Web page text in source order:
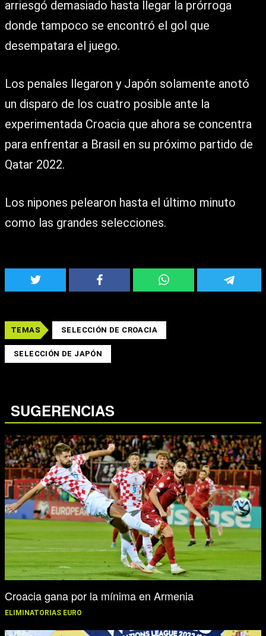
arriesgó demasiado hasta llegar la prórroga
donde tampoco se encontró el gol que
desempatara el juego.
Los penales llegaron y Japón solamente anotó
un disparo de los cuatro posible ante la
experimentada Croacia que ahora se concentra
para enfrentar a Brasil en su próximo partido de
Qatar 2022.
Los nipones pelearon hasta el último minuto
como las grandes selecciones.
TEMAS SELECCIÓN DE CROACIA
SELECCIÓN DE JAPÓN
SUGERENCIAS
Croacia gana por la mínima en Armenia
ELIMINATORIAS EURO